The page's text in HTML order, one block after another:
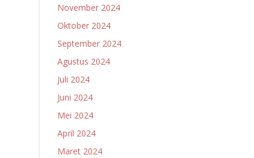
November 2024
Oktober 2024
September 2024
Agustus 2024
Juli 2024
Juni 2024
Mei 2024
April 2024
Maret 2024